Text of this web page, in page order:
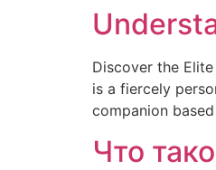
Discover the
is a fiercely
companion
Что